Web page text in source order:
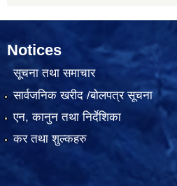
Notices
सूचना तथा समाचार
सार्वजनिक खरीद /बोलपत्र सूचना
एन, कानुन तथा निर्देशिका
कर तथा शुल्कहरु